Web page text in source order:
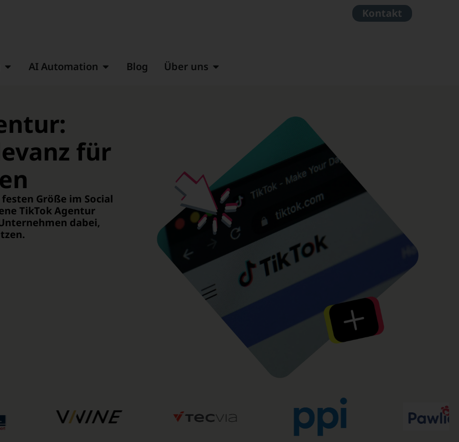
AI Automation Blog Über uns
Kontakt
für
Größe im Social
TikTok Agentur
dabei,